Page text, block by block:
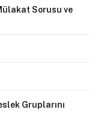
Sorusu ve
Gruplarını